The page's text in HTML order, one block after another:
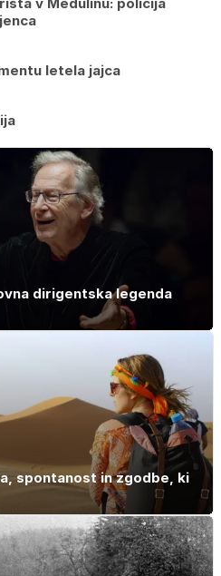
v Medulinu: policija
letela jajca
dirigentska legenda
spontanost in zgodbe, ki